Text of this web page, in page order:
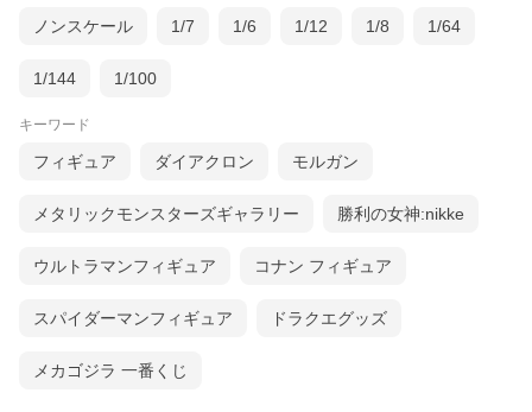
ノンスケール 1/7 1/6 1/12 1/8 1/64
1/144 1/100
キーワード
フィギュア ダイアクロン モルガン
メタリックモンスターズギャラリー 勝利の女神:nikke
ウルトラマンフィギュア コナン フィギュア
スパイダーマンフィギュア ドラクエグッズ
メカゴジラ 一番くじ